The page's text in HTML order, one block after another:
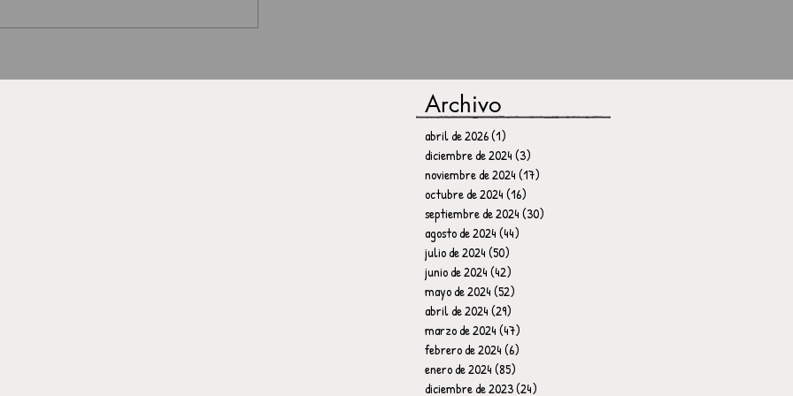
Archivo
abril de 2026(1)
diciembre de 2024(3)
noviembre de 2024(17)
octubre de 2024(16)
septiembre de 2024(30)
agosto de 2024(44)
julio de 2024(50)
junio de 2024(42)
mayo de 2024(52)
abril de 2024(29)
marzo de 2024(47)
febrero de 2024(6)
enero de 2024(85)
diciembre de 2023(24)